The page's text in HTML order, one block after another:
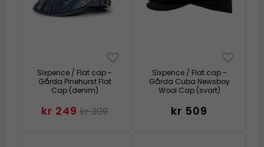
Sixpence / Flat cap -
Gårda Pinehurst Flat
Cap (denim)
kr 249 kr 309
Sixpence / Flat cap -
Gårda Cuba Newsboy
Wool Cap (svart)
kr 509